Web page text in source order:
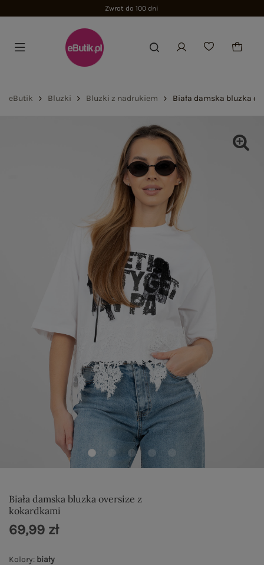
Zwrot do 100 dni
eButik Bluzki Bluzki z nadrukiem Biała damska bluzka
Biała damska bluzka oversize z
kokardkami
Kolory: biały
69,99 zł